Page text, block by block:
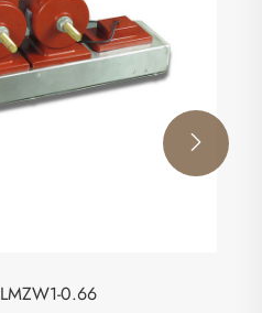
ترانسفورماتور جریان LMZW1-0.66
